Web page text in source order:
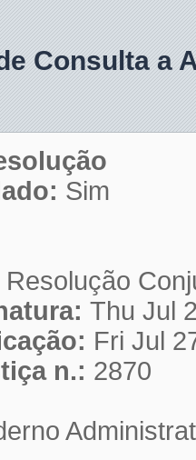
Consulta a
Sim
Resolução
Thu Jul
Fri Jul
n.: 2870